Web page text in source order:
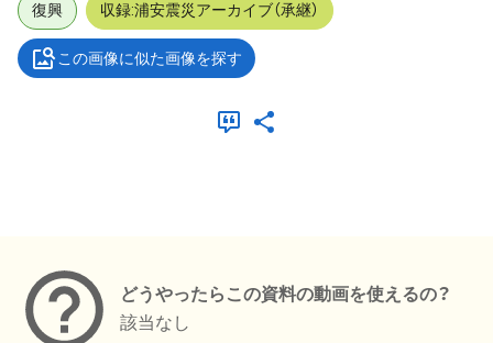
復興 収録:浦安震災アーカイブ（承継）
この画像に似た画像を探す
どうやったらこの資料の動画を使えるの？
該当なし